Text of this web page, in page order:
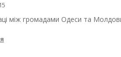
між громадами Одеси та Молдови